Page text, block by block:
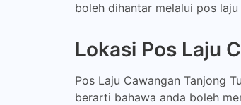
boleh dihantar melalui pos
Lokasi Pos Laju
Pos Laju Cawangan Tanjong
berarti bahawa anda boleh